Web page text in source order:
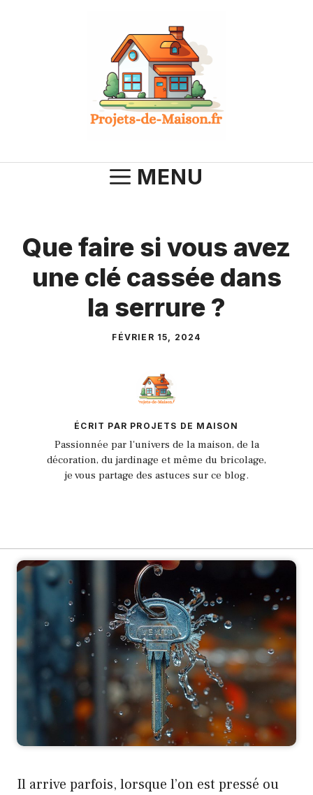
MENU
Que faire si vous avez
une clé cassée dans
la serrure ?
FÉVRIER 15, 2024
ÉCRIT PAR PROJETS DE MAISON
Passionnée par l'univers de la maison, de la
décoration, du jardinage et même du bricolage,
je vous partage des astuces sur ce blog.
Il arrive parfois, lorsque l’on est pressé ou